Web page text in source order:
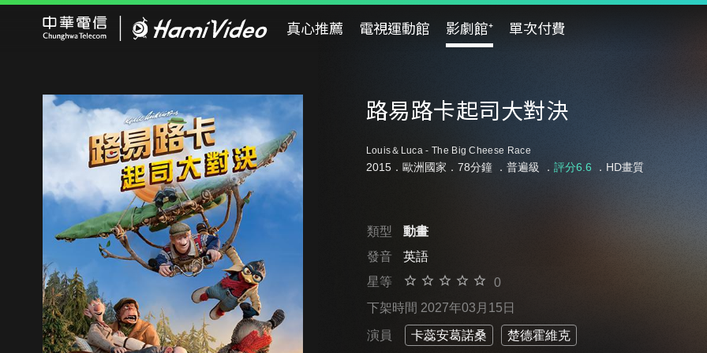
真心推薦 電視運動館 影劇館⁺ 單次付費
路易路卡起司大對決
Louis＆Luca - The Big Cheese Race
2015．歐洲國家．78分鐘 ． 普遍級 ． 評分6.6 ．HD畫質
類型
動畫
發音
英語
星等
0
下架時間 2027年03月15日
演員 卡蕊安葛諾桑 楚德霍維克